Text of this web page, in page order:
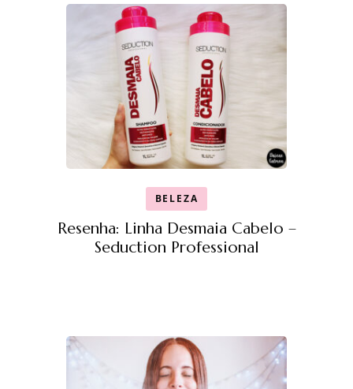
BELEZA
Resenha: Linha Desmaia Cabelo –
Seduction Professional